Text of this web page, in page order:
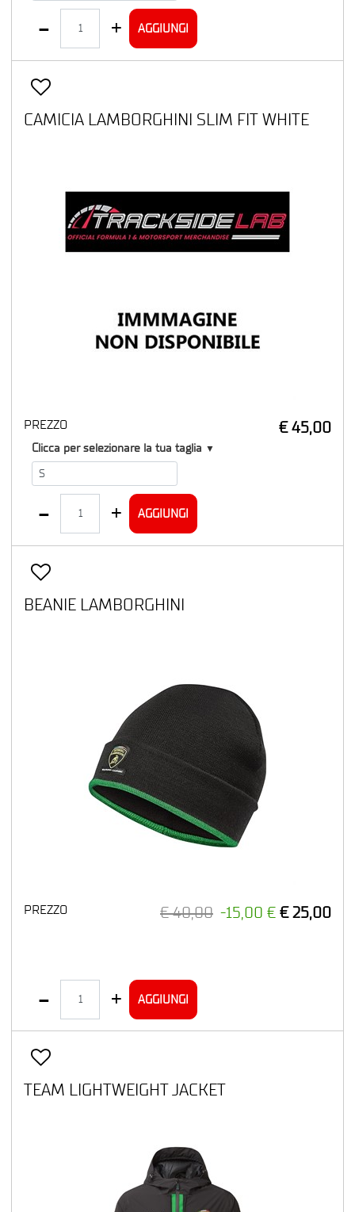
AGGIUNGI
CAMICIA LAMBORGHINI SLIM FIT WHITE
PREZZO € 45,00
T1
Clicca per selezionare la tua taglia ▼
AGGIUNGI
BEANIE LAMBORGHINI
PREZZO € 40,00 -15,00 € € 25,00
AGGIUNGI
TEAM LIGHTWEIGHT JACKET